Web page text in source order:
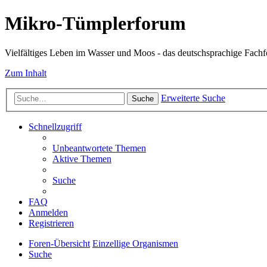
Mikro-Tümplerforum
Vielfältiges Leben im Wasser und Moos - das deutschsprachige
Zum Inhalt
Suche Erweiterte Suche
Schnellzugriff
Unbeantwortete Themen
Aktive Themen
Suche
FAQ
Anmelden
Registrieren
Foren-Übersicht Einzellige Organismen
Suche